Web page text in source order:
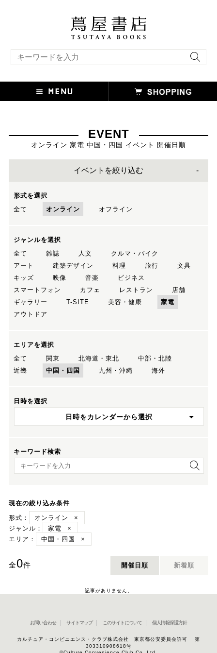
EVENT
オンライン 家電 中国・四国 イベント 開催日順
イベントを絞り込む
形式を選択
全て
オンライン オフライン
ジャンルを選択
全て
雑誌 人文
クルマ・バイク
アート
建築デザイン 料理 旅行
文具
キッズ
映像 音楽
ビジネス
スマートフォン
カフェ レストラン
店舗
ギャラリー
T-SITE 美容・健康
家電
アウトドア
エリアを選択
全て
関東 北海道・東北
中部・北陸
近畿
中国・四国 九州・沖縄 海外
日時を選択
日時をカレンダーから選択
キーワード検索
キーワード検索
現在の絞り込み条件
形式：
オンライン
×
ジャンル：
家電
×
エリア：
中国・四国 ×
全0件 開催日順 新着順
記事がありません。
お問い合わせ サイトマップ このサイトについて 個人情報保護方針
カルチュア・コンビニエンス・クラブ株式会社 東京都公安委員会許可 第
303310908618号